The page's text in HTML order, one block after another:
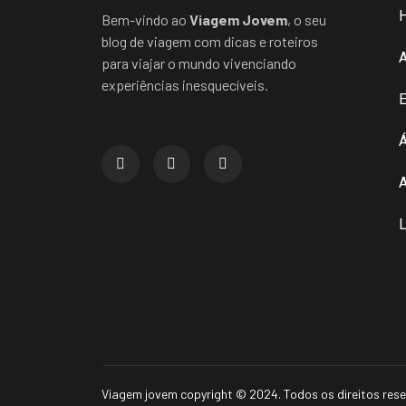
Bem-vindo ao Viagem Jovem, o seu
blog de viagem com dicas e roteiros
para viajar o mundo vivenciando
experiências inesquecíveis.
Viagem jovem copyright © 2024. Todos os direitos